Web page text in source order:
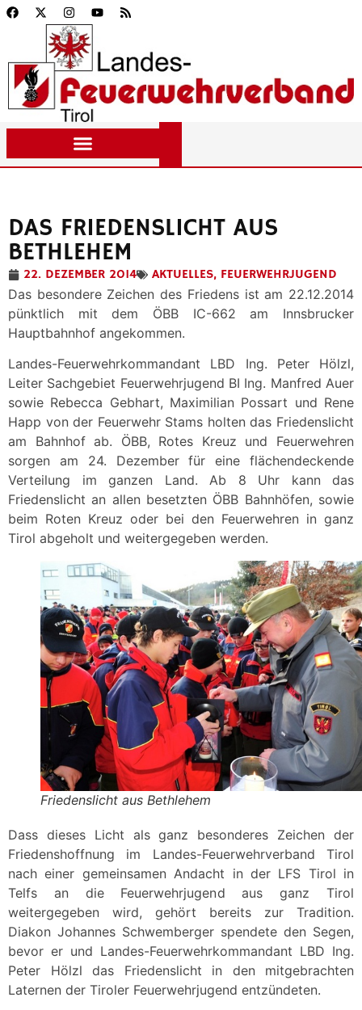
DAS FRIEDENSLICHT AUS
BETHLEHEM
22. DEZEMBER 2014 AKTUELLES, FEUERWEHRJUGEND
Das besondere Zeichen des Friedens ist am 22.12.2014
pünktlich mit dem ÖBB IC-662 am Innsbrucker
Hauptbahnhof angekommen.
Landes-Feuerwehrkommandant LBD Ing. Peter Hölzl,
Leiter Sachgebiet Feuerwehrjugend BI Ing. Manfred Auer
sowie Rebecca Gebhart, Maximilian Possart und Rene
Happ von der Feuerwehr Stams holten das Friedenslicht
am Bahnhof ab. ÖBB, Rotes Kreuz und Feuerwehren
sorgen am 24. Dezember für eine flächendeckende
Verteilung im ganzen Land. Ab 8 Uhr kann das
Friedenslicht an allen besetzten ÖBB Bahnhöfen, sowie
beim Roten Kreuz oder bei den Feuerwehren in ganz
Tirol abgeholt und weitergegeben werden.
Friedenslicht aus Bethlehem
Dass dieses Licht als ganz besonderes Zeichen der
Friedenshoffnung im Landes-Feuerwehrverband Tirol
nach einer gemeinsamen Andacht in der LFS Tirol in
Telfs an die Feuerwehrjugend aus ganz Tirol
weitergegeben wird, gehört bereits zur Tradition.
Diakon Johannes Schwemberger spendete den Segen,
bevor er und Landes-Feuerwehrkommandant LBD Ing.
Peter Hölzl das Friedenslicht in den mitgebrachten
Laternen der Tiroler Feuerwehrjugend entzündeten.